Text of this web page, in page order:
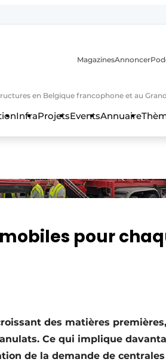
en Belgique francophone et au
MagazinesAnnoncer
InfraProjetsEventsAnnuaire
pour
des matières
Ce qui implique
de la demande de